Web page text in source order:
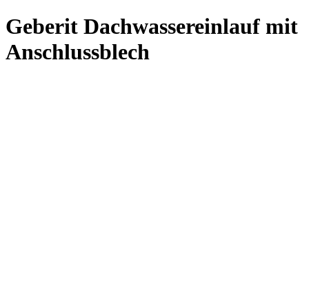
Geberit Dachwassereinlauf mit
Anschlussblech